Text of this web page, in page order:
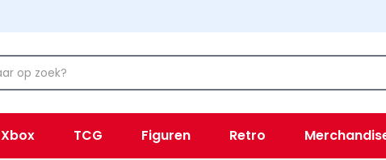
Xbox TCG Figuren Retro